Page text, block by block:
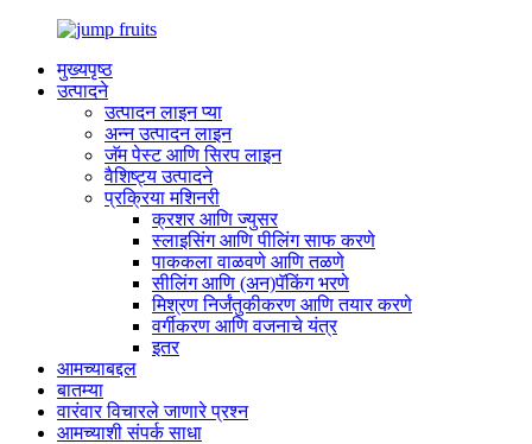
मुख्यपृष्ठ
उत्पादने
उत्पादन लाइन प्या
अन्न उत्पादन लाइन
जॅम पेस्ट आणि सिरप लाइन
वैशिष्ट्य उत्पादने
प्रक्रिया मशिनरी
क्रशर आणि ज्युसर
स्लाइसिंग आणि पीलिंग साफ करणे
पाककला वाळवणे आणि तळणे
सीलिंग आणि (अन)पॅकिंग भरणे
मिश्रण निर्जंतुकीकरण आणि तयार करणे
वर्गीकरण आणि वजनाचे यंत्र
इतर
आमच्याबद्दल
बातम्या
वारंवार विचारले जाणारे प्रश्न
आमच्याशी संपर्क साधा